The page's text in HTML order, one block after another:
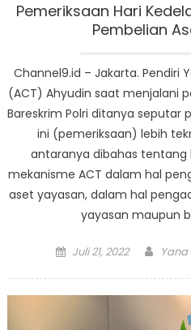
Pemeriksaan Hari
Pembelian
Channel9.id – Jakarta. Pendiri
(ACT) Ahyudin saat menjalani
Bareskrim Polri ditanya seputar
ini (pemeriksaan) lebih
antaranya dibahas
mekanisme ACT dalam hal
aset yayasan, dalam hal
yayasan maupun
Posted
Juli 21, 2022 Author
Yana